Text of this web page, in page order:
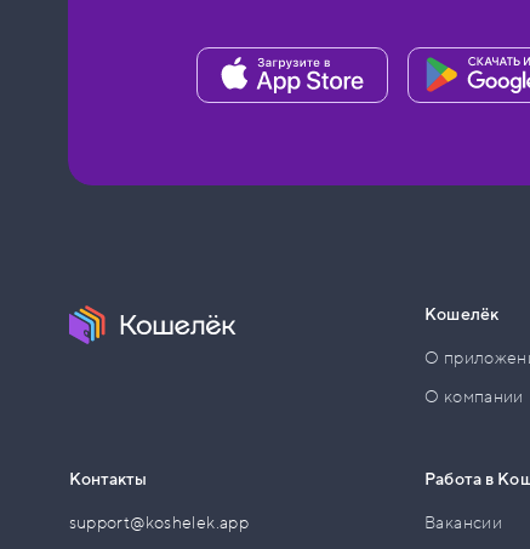
Контакты
support@koshelek.app
Кошелёк
О
О компании
Работа в
Вакансии